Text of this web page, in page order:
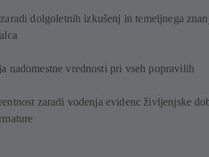
dolgoletnih izkušenj in temeljnega
nadomestne vrednosti pri vseh popravilih
zaradi vodenja evidenc življenjske